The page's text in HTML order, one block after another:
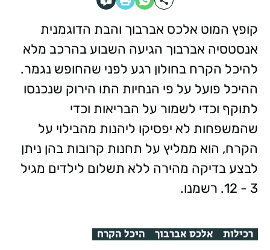
קופץ המוט אלכס אברבוך והבת הדוגמנית
אנסטסיה אברבוך הגיעה השבוע בהרכב מלא
להיכל הקרח בחולון רגע לפני שהחופש נגמר.
ההיכל פועל על פי הנחיות התו הירוק שנכנסו
לתוקף וכדי לשמור על הבריאות וכדי
שהמשפחות לא יפסיקו ליהנות מהבילוי על
הקרח, הוא ממליץ על תחנות קרובות בהן ניתן
לבצע בדיקה מהירה ללא תשלום לילדים מגיל
3 - 12. רשמנו.
רכילות אלכס אברבוך היכל הקרח